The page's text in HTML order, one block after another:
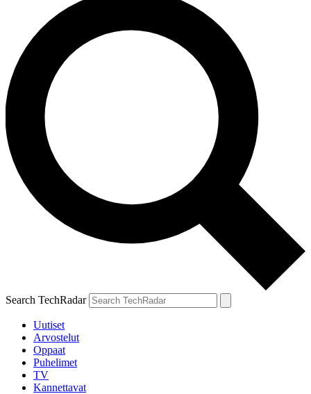
Search TechRadar
Uutiset
Arvostelut
Oppaat
Puhelimet
TV
Kannettavat